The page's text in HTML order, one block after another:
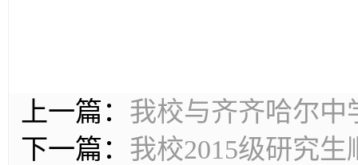
上一篇： 我校与齐齐哈尔中
下一篇： 我校2015级研究生